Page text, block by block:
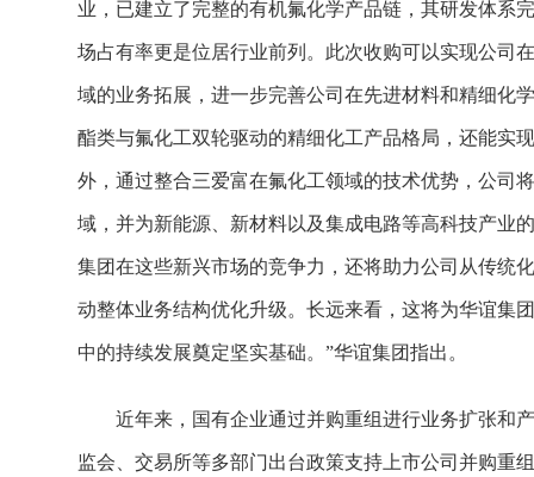
业，已建立了完整的有机氟化学产品链，其研发体系
场占有率更是位居行业前列。此次收购可以实现公司
域的业务拓展，进一步完善公司在先进材料和精细化
酯类与氟化工双轮驱动的精细化工产品格局，还能实
外，通过整合三爱富在氟化工领域的技术优势，公司
域，并为新能源、新材料以及集成电路等高科技产业
集团在这些新兴市场的竞争力，还将助力公司从传统
动整体业务结构优化升级。长远来看，这将为华谊集
中的持续发展奠定坚实基础。”华谊集团指出。
近年来，国有企业通过并购重组进行业务扩张和
监会、交易所等多部门出台政策支持上市公司并购重